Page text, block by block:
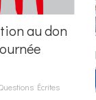
au don
Écrites